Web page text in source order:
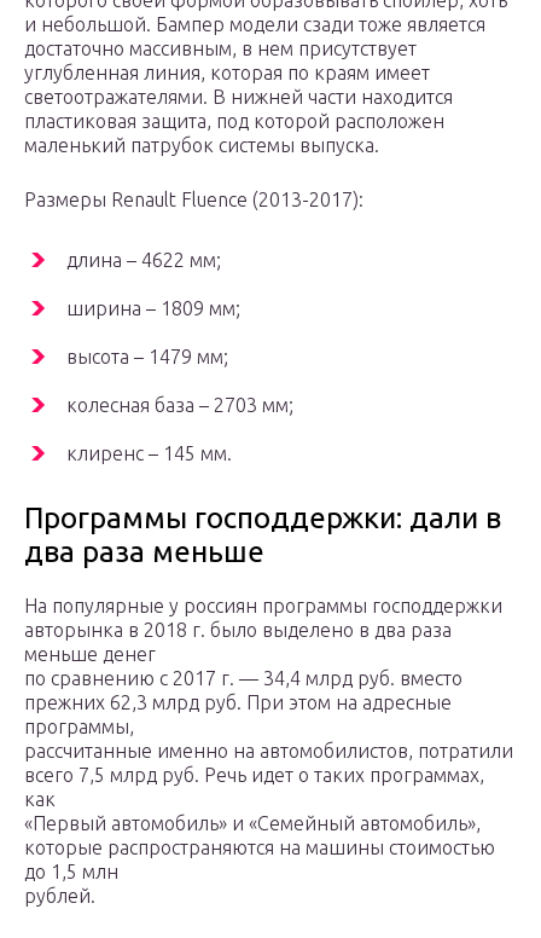
и небольшой. Бампер модели сзади тоже является
достаточно массивным, в нем присутствует
углубленная линия, которая по краям имеет
светоотражателями. В нижней части находится
пластиковая защита, под которой расположен
маленький патрубок системы выпуска.
Размеры Renault Fluence (2013-2017):
длина – 4622 мм;
ширина – 1809 мм;
высота – 1479 мм;
колесная база – 2703 мм;
клиренс – 145 мм.
Программы господдержки: дали в
два раза меньше
На популярные у россиян программы господдержки
авторынка в 2018 г. было выделено в два раза
меньше денег
по сравнению с 2017 г. — 34,4 млрд руб. вместо
прежних 62,3 млрд руб. При этом на адресные
программы,
рассчитанные именно на автомобилистов, потратили
всего 7,5 млрд руб. Речь идет о таких программах,
как
«Первый автомобиль» и «Семейный автомобиль»,
которые распространяются на машины стоимостью
до 1,5 млн
рублей.